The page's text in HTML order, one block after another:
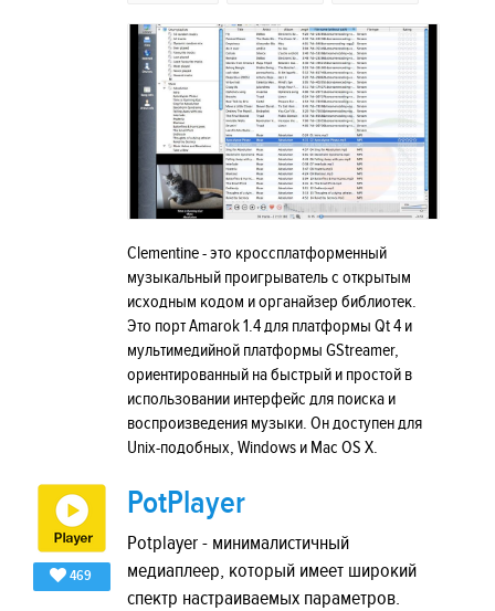
Clementine - это кроссплатформенный
музыкальный проигрыватель с открытым
исходным кодом и органайзер библиотек.
Это порт Amarok 1.4 для платформы Qt 4 и
мультимедийной платформы GStreamer,
ориентированный на быстрый и простой в
использовании интерфейс для поиска и
воспроизведения музыки. Он доступен для
Unix-подобных, Windows и Mac OS X.
469
PotPlayer
Potplayer - минималистичный
медиаплеер, который имеет широкий
спектр настраиваемых параметров.